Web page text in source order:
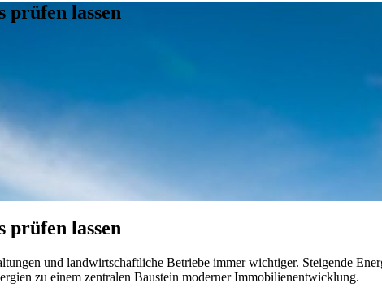
prüfen lassen
prüfen lassen
und landwirtschaftliche Betriebe immer wichtiger. Steigende
zu einem zentralen Baustein moderner Immobilienentwicklung.